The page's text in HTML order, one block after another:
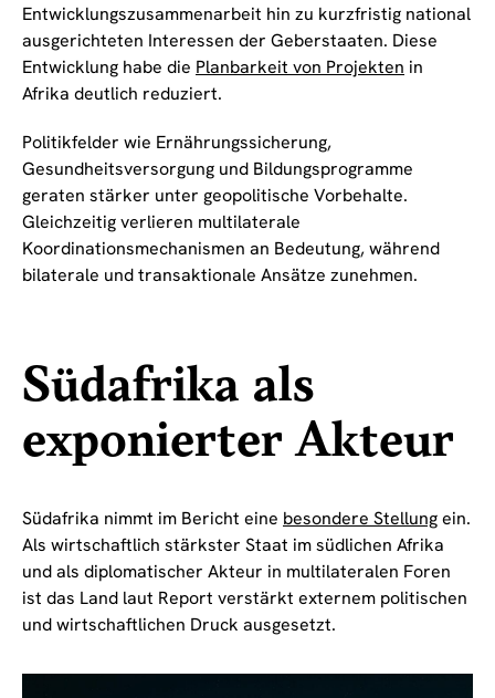
Entwicklungszusammenarbeit hin zu kurzfristig national
ausgerichteten Interessen der Geberstaaten. Diese
Entwicklung habe die Planbarkeit von Projekten in
Afrika deutlich reduziert.
Politikfelder wie Ernährungssicherung,
Gesundheitsversorgung und Bildungsprogramme
geraten stärker unter geopolitische Vorbehalte.
Gleichzeitig verlieren multilaterale
Koordinationsmechanismen an Bedeutung, während
bilaterale und transaktionale Ansätze zunehmen.
Südafrika als
exponierter Akteur
Südafrika nimmt im Bericht eine besondere Stellungein.
Als wirtschaftlich stärkster Staat im südlichen Afrika
und als diplomatischer Akteur in multilateralen Foren
ist das Land laut Report verstärkt externem politischen
und wirtschaftlichen Druck ausgesetzt.